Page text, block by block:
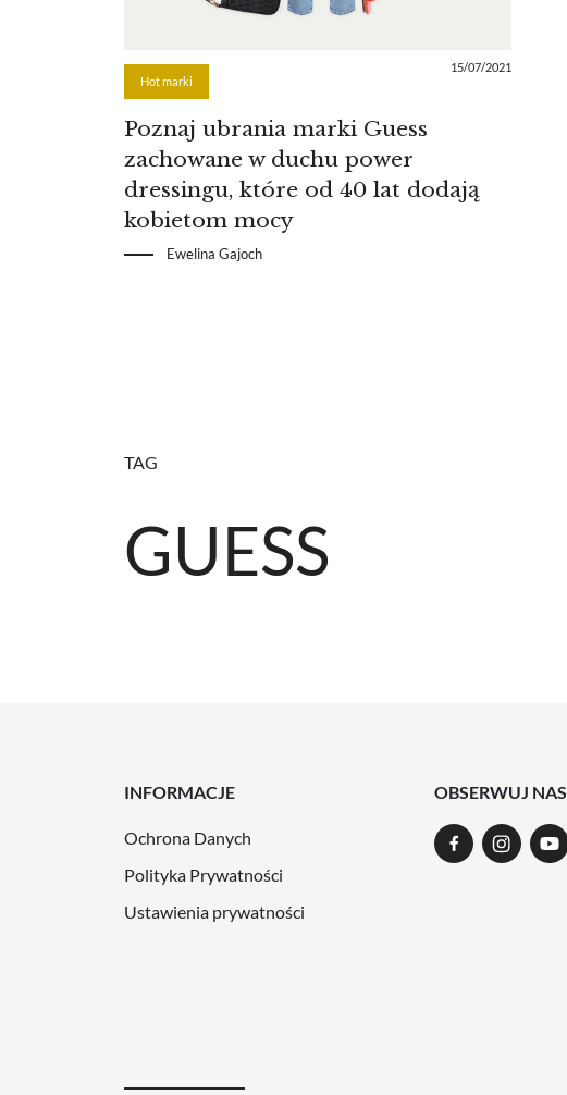
Hot marki
15/07/2021
Poznaj ubrania marki Guess
zachowane w duchu power
dressingu, które od 40 lat dodają
kobietom mocy
Ewelina Gajoch
TAG
GUESS
INFORMACJE
Ochrona Danych
Polityka Prywatności
Ustawienia prywatności
OBSERWUJ NAS